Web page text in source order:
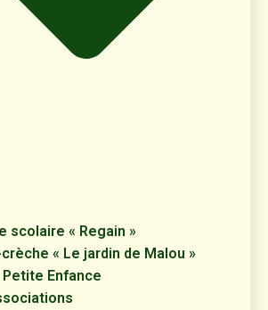
scolaire « Regain »
« Le jardin de Malou »
Petite Enfance